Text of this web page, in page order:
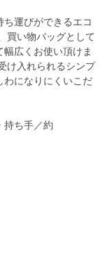
運びができるエコ
買い物バッグとして
広くお使い頂けま
け入れられるシンプ
わになりにくいこだ
ち手／約